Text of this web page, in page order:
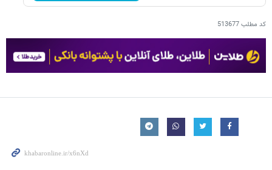
کد مطلب513677